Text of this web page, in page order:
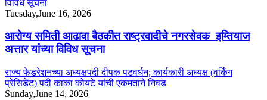
विविध सूचना
Tuesday,June 16, 2026
आरोग्य समिती आढावा बैठकीत राष्ट्रवादीचे नगरसेवक इम्तियाज
अत्तार यांच्या विविध सूचना
राज्य फेडरेशनच्या अध्यक्षपदी दीपक पटवर्धन; कार्यकारी अध्यक्ष (वर्किंग
प्रेसिडेंट) पदी काका कोयटे यांची एकमताने निवड
Sunday,June 14, 2026